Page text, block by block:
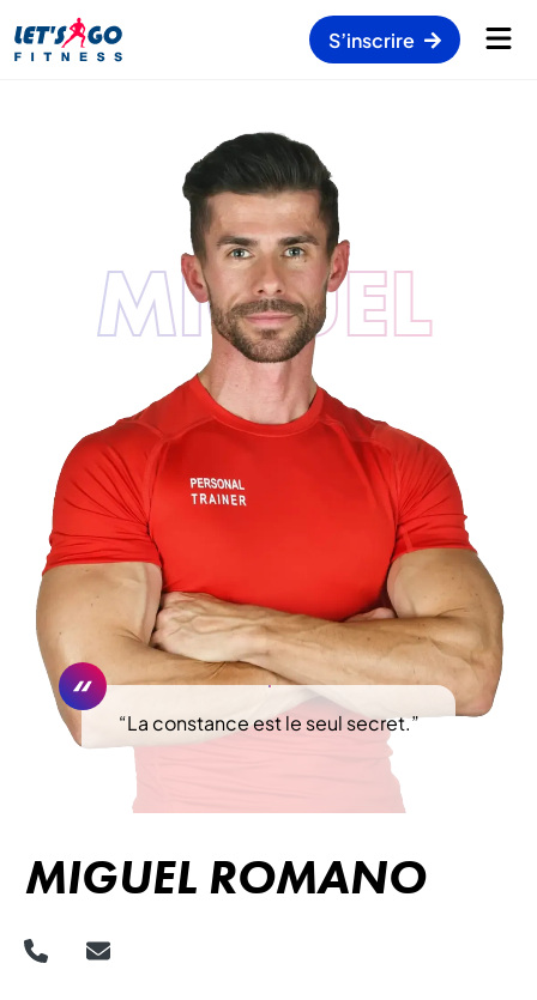
S’inscrire
MIGUEL
“La constance est le seul secret.”
MIGUEL ROMANO